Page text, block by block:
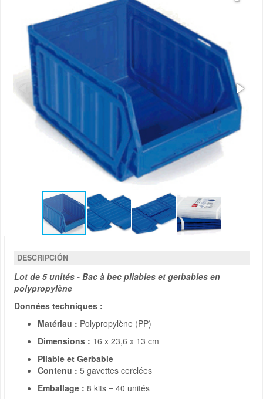
DESCRIPCIÓN
Lot de 5 unités - Bac à bec pliables et gerbables en
polypropylène
Données techniques :
Matériau : Polypropylène (PP)
Dimensions : 16 x 23,6 x 13 cm
Pliable et Gerbable
Contenu : 5 gavettes cerclées
Emballage : 8 kits = 40 unités